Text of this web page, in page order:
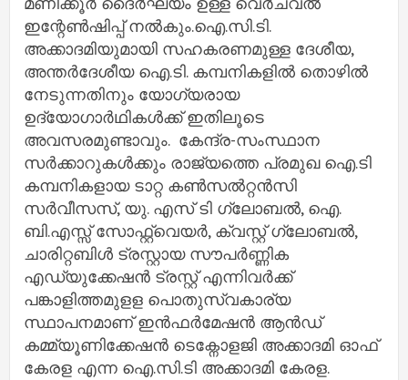
ഇന്റേണ്‍ഷിപ്പ് നല്‍കും.ഐ.സി.ടി.
അക്കാദമിയുമായി സഹകരണമുള്ള ദേശീയ,
അന്തര്‍ദേശീയ ഐ.ടി. കമ്പനികളില്‍ തൊഴില്‍
നേടുന്നതിനും യോഗ്യരായ
ഉദ്യോഗാര്‍ഥികള്‍ക്ക് ഇതിലൂടെ
അവസരമുണ്ടാവും. കേന്ദ്ര-സംസ്ഥാന
സര്‍ക്കാറുകള്‍ക്കും രാജ്യത്തെ പ്രമുഖ ഐ.ടി
കമ്പനികളായ ടാറ്റ കണ്‍സല്‍റ്റന്‍സി
സര്‍വീസസ്, യു. എസ് ടി ഗ്ലോബല്‍, ഐ.
ബി.എസ്സ് സോഫ്റ്റ്വെയര്‍, ക്വസ്റ്റ് ഗ്ലോബല്‍,
ചാരിറ്റബിള്‍ ട്രസ്റ്റായ സൗപര്‍ണ്ണിക
എഡ്യുക്കേഷന്‍ ട്രസ്റ്റ് എന്നിവര്‍ക്ക്
പങ്കാളിത്തമുളള പൊതുസ്വകാര്യ
സ്ഥാപനമാണ് ഇന്‍ഫര്‍മേഷന്‍ ആന്‍ഡ്
കമ്മ്യൂണിക്കേഷന്‍ ടെക്നോളജി അക്കാദമി ഓഫ്
കേരള എന്ന ഐ.സി.ടി അക്കാദമി കേരള.